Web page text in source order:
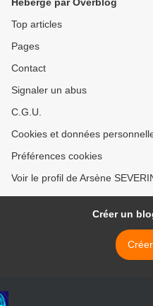
Top articles
Pages
Contact
Signaler un abus
C.G.U.
Cookies et données
Préférences cookies
Voir le profil de Arsène
Créer un